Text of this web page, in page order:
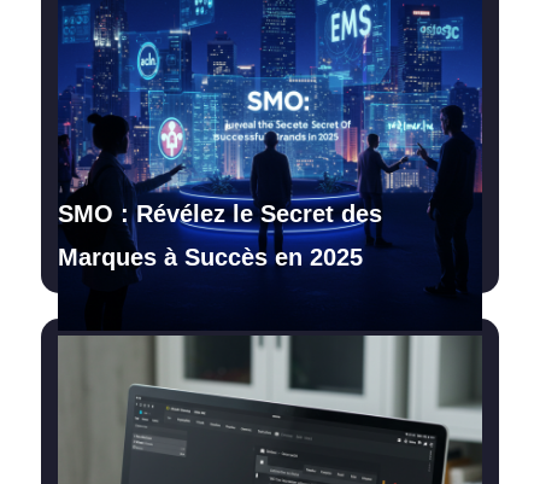
SMO : Révélez le Secret des
Marques à Succès en 2025